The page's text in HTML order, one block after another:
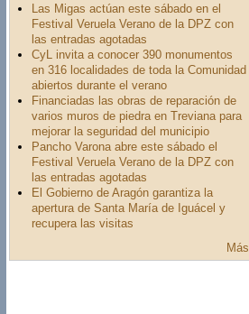
Las Migas actúan este sábado en el
Festival Veruela Verano de la DPZ con
las entradas agotadas
CyL invita a conocer 390 monumentos
en 316 localidades de toda la Comunidad
abiertos durante el verano
Financiadas las obras de reparación de
varios muros de piedra en Treviana para
mejorar la seguridad del municipio
Pancho Varona abre este sábado el
Festival Veruela Verano de la DPZ con
las entradas agotadas
El Gobierno de Aragón garantiza la
apertura de Santa María de Iguácel y
recupera las visitas
Más